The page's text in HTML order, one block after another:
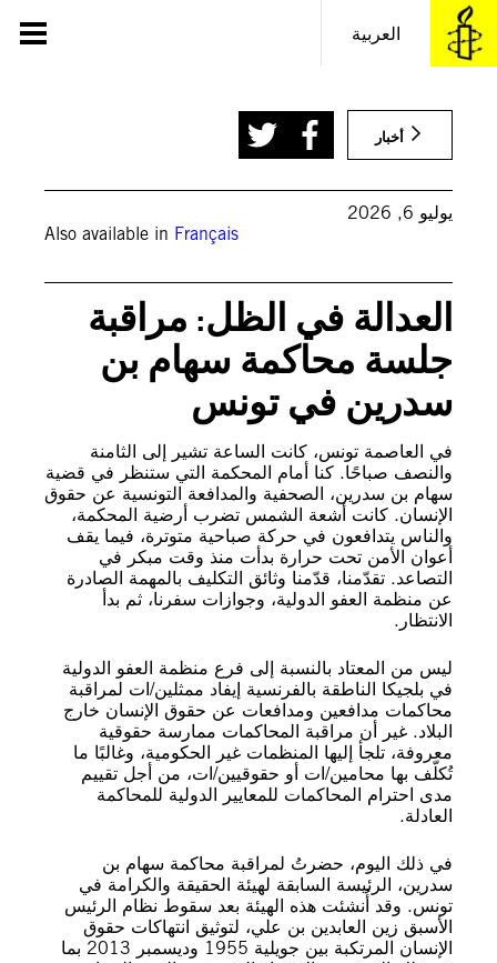
العربية
تخطى
إلى
المحتوى
أخبار
يوليو 6, 2026
Also available in Français
العدالة في الظل: مراقبة
جلسة محاكمة سهام بن
سدرين في تونس
في العاصمة تونس، كانت الساعة تشير إلى الثامنة
والنصف صباحًا. كنا أمام المحكمة التي ستنظر في قضية
سهام بن سدرين، الصحفية والمدافعة التونسية عن حقوق
الإنسان. كانت أشعة الشمس تضرب أرضية المحكمة،
والناس يتدافعون في حركة صباحية متوترة، فيما يقف
أعوان الأمن تحت حرارة بدأت منذ وقت مبكر في
التصاعد. تقدّمنا، قدّمنا وثائق التكليف بالمهمة الصادرة
عن منظمة العفو الدولية، وجوازات سفرنا، ثم بدأ
الانتظار.
ليس من المعتاد بالنسبة إلى فرع منظمة العفو الدولية
في بلجيكا الناطقة بالفرنسية إيفاد ممثلين/ات لمراقبة
محاكمات مدافعين ومدافعات عن حقوق الإنسان خارج
البلاد. غير أن مراقبة المحاكمات ممارسة حقوقية
معروفة، تلجأ إليها المنظمات غير الحكومية، وغالبًا ما
تُكلّف بها محامين/ات أو حقوقيين/ات، من أجل تقييم
مدى احترام المحاكمات للمعايير الدولية للمحاكمة
العادلة.
في ذلك اليوم، حضرتُ لمراقبة محاكمة سهام بن
سدرين، الرئيسة السابقة لهيئة الحقيقة والكرامة في
تونس. وقد أُنشئت هذه الهيئة بعد سقوط نظام الرئيس
الأسبق زين العابدين بن علي، لتوثيق انتهاكات حقوق
الإنسان المرتكبة بين جويلية 1955 وديسمبر 2013 بما